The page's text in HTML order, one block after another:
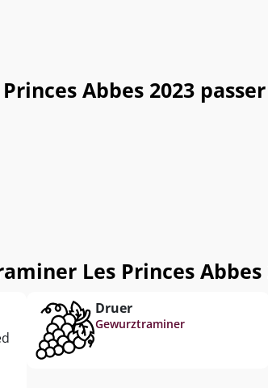
Abbes 2023
Les Princes
Druer
Gewurztraminer